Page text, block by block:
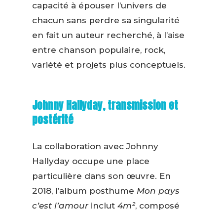
capacité à épouser l’univers de
chacun sans perdre sa singularité
en fait un auteur recherché, à l’aise
entre chanson populaire, rock,
variété et projets plus conceptuels.
Johnny Hallyday, transmission et
postérité
La collaboration avec Johnny
Hallyday occupe une place
particulière dans son œuvre. En
2018, l’album posthume Mon pays
c’est l’amourinclut 4m², composé